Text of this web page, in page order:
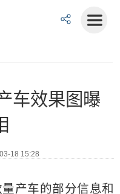
车效果图曝
18 15:28
产车的部分信息和